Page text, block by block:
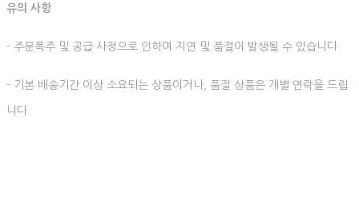
유의 사항
- 주문폭주 및 공급 사정으로 인하여 지연 및 품절이 발생될 수 있습니다.
- 기본 배송기간 이상 소요되는 상품이거나, 품절 상품은 개별 연락을 드립
니다.